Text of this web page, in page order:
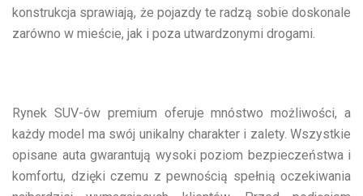
konstrukcja sprawiają, że pojazdy te radzą sobie doskonale
zarówno w mieście, jak i poza utwardzonymi drogami.
Rynek SUV-ów premium oferuje mnóstwo możliwości, a
każdy model ma swój unikalny charakter i zalety. Wszystkie
opisane auta gwarantują wysoki poziom bezpieczeństwa i
komfortu, dzięki czemu z pewnością spełnią oczekiwania